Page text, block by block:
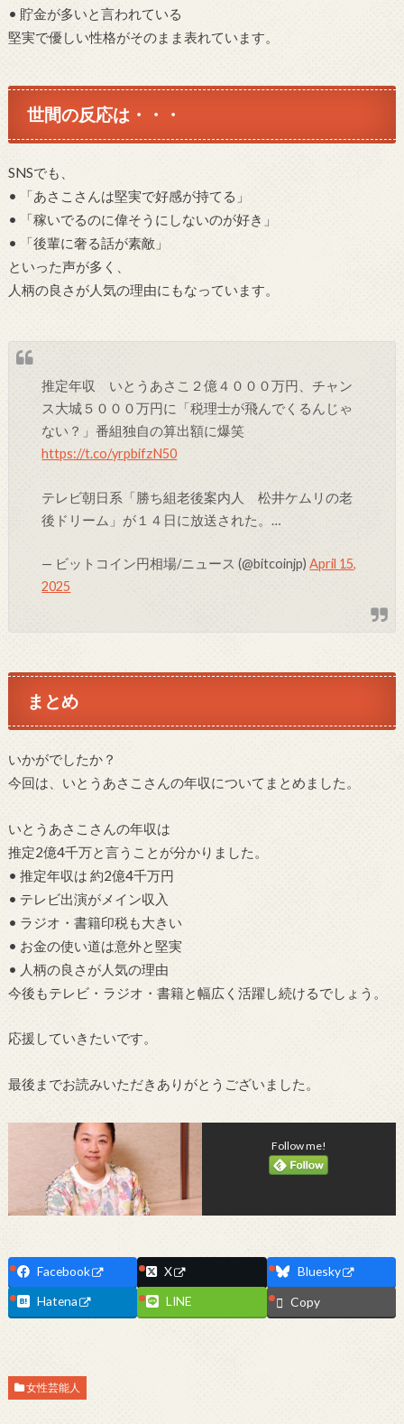
• 貯金が多いと言われている
堅実で優しい性格がそのまま表れています。
世間の反応は・・・
SNSでも、
• 「あさこさんは堅実で好感が持てる」
• 「稼いでるのに偉そうにしないのが好き」
• 「後輩に奢る話が素敵」
といった声が多く、
人柄の良さが人気の理由にもなっています。
推定年収 いとうあさこ２億４０００万円、チャン
ス大城５０００万円に「税理士が飛んでくるんじゃ
ない？」番組独自の算出額に爆笑
https://t.co/yrpbifzN50
テレビ朝日系「勝ち組老後案内人 松井ケムリの老
後ドリーム」が１４日に放送された。…
— ビットコイン円相場/ニュース (@bitcoinjp)April 15,
2025
まとめ
いかがでしたか？
今回は、いとうあさこさんの年収についてまとめました。
いとうあさこさんの年収は
推定2億4千万と言うことが分かりました。
• 推定年収は 約2億4千万円
• テレビ出演がメイン収入
• ラジオ・書籍印税も大きい
• お金の使い道は意外と堅実
• 人柄の良さが人気の理由
今後もテレビ・ラジオ・書籍と幅広く活躍し続けるでしょう。
応援していきたいです。
最後までお読みいただきありがとうございました。
Follow me!
Facebook X
Bluesky
Hatena
LINE Copy
女性芸能人